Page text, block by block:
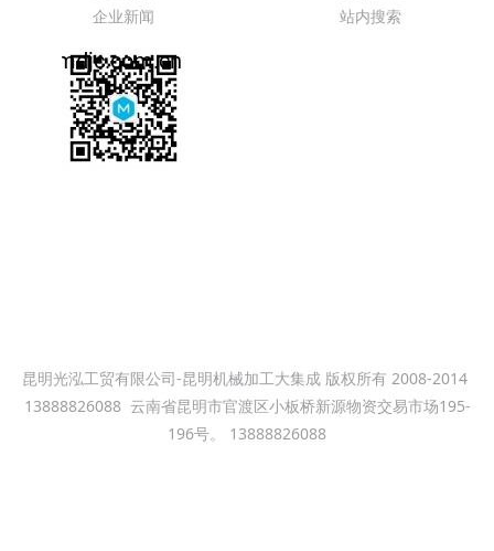
企业新闻
站内搜索
昆明光泓工贸有限公司-昆明机械加工大集成 版权所有 2008-2014
13888826088 云南省昆明市官渡区小板桥新源物资交易市场195-
196号。 13888826088